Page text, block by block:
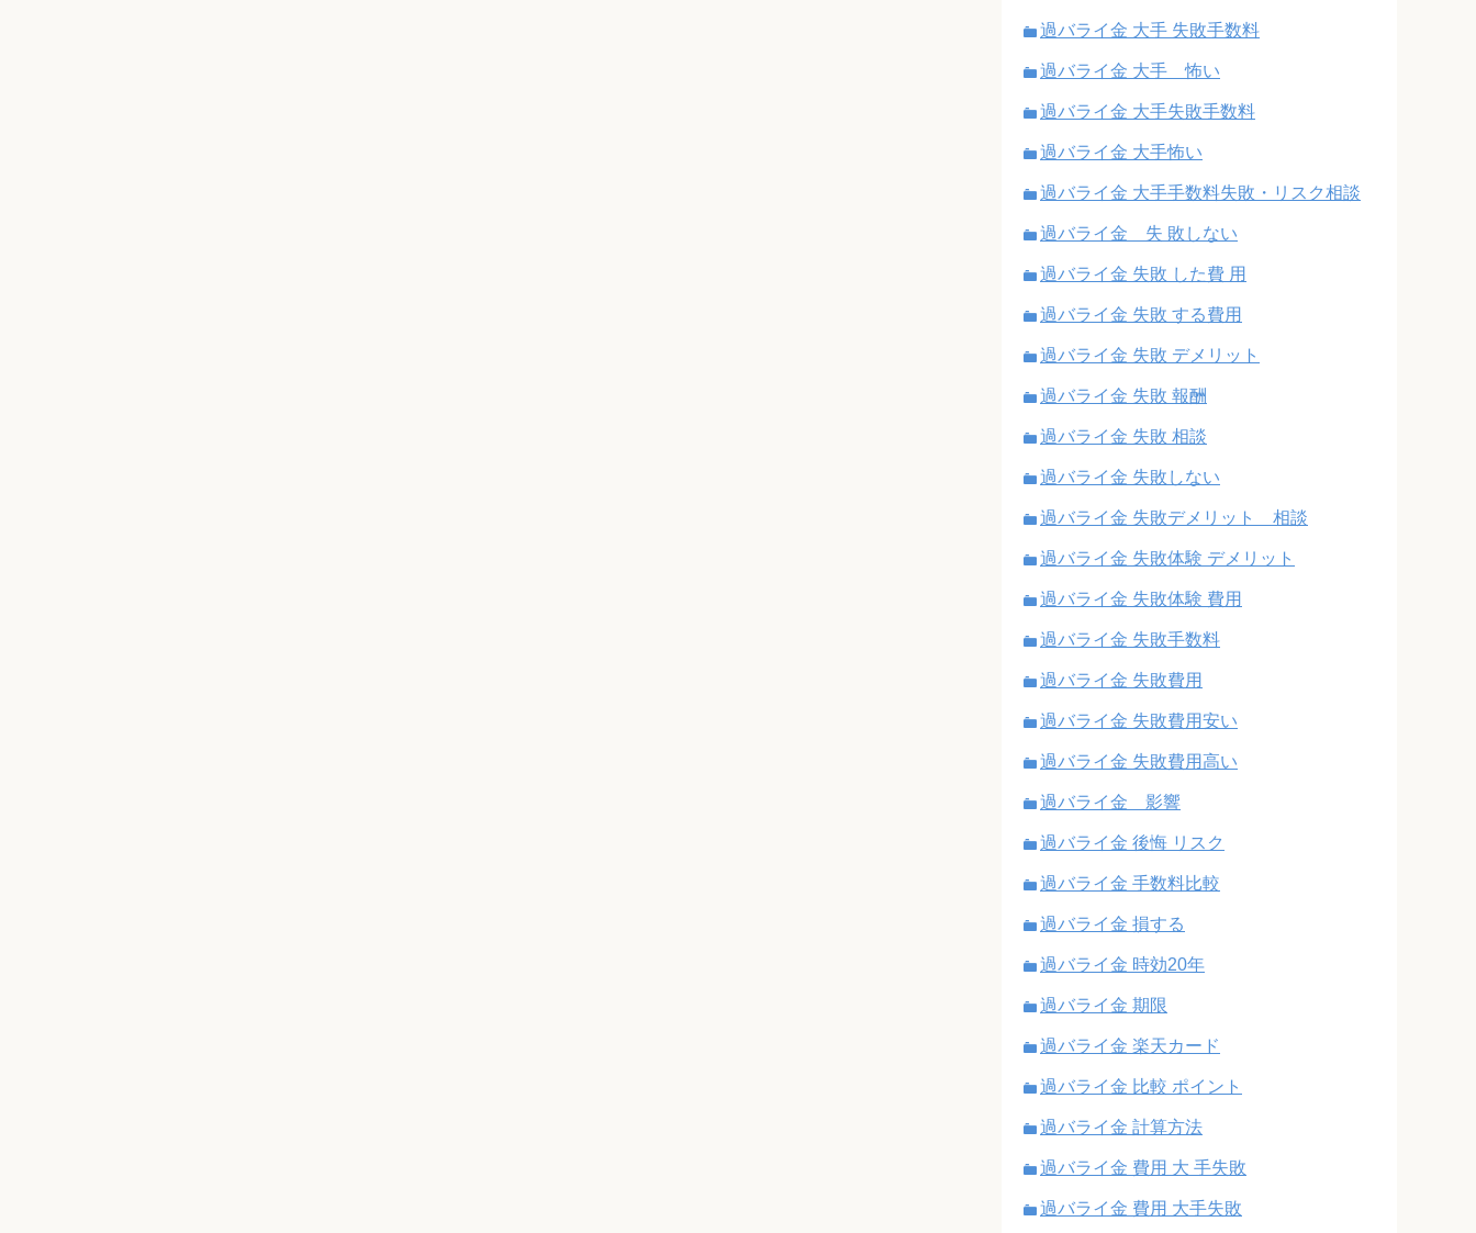
過バライ金 大手 失敗手数料
過バライ金 大手 怖い
過バライ金 大手失敗手数料
過バライ金 大手怖い
過バライ金 大手手数料失敗・リスク相談
過バライ金 失 敗しない
過バライ金 失敗 した費 用
過バライ金 失敗 する費用
過バライ金 失敗 デメリット
過バライ金 失敗 報酬
過バライ金 失敗 相談
過バライ金 失敗しない
過バライ金 失敗デメリット 相談
過バライ金 失敗体験 デメリット
過バライ金 失敗体験 費用
過バライ金 失敗手数料
過バライ金 失敗費用
過バライ金 失敗費用安い
過バライ金 失敗費用高い
過バライ金 影響
過バライ金 後悔 リスク
過バライ金 手数料比較
過バライ金 損する
過バライ金 時効20年
過バライ金 期限
過バライ金 楽天カード
過バライ金 比較 ポイント
過バライ金 計算方法
過バライ金 費用 大 手失敗
過バライ金 費用 大手失敗